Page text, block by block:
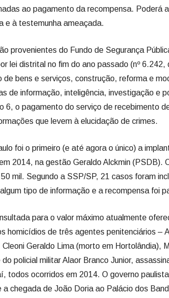
ao pagamento da recompensa. Poderá
e à testemunha ameaçada.
provenientes do Fundo de Segurança
lei distrital no fim do ano passado (nº
de bens e serviços, construção, reforma e
de informação, inteligência, investigação e
6, o pagamento do serviço de recebimento
que levem à elucidação de crimes.
foi o primeiro (e até agora o único) a
2014, na gestão Geraldo Alckmin (PSDB).
mil. Segundo a SSP/SP, 21 casos foram
tipo de informação e a recompensa foi
para o valor máximo atualmente
homicídios de três agentes penitenciários –
Geraldo Lima (morto em Hortolândia),
policial militar Alaor Branco Junior,
todos ocorridos em 2014. O governo paulista
a chegada de João Doria ao Palácio dos